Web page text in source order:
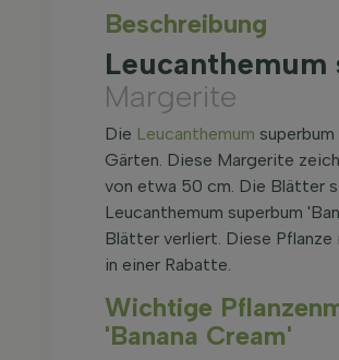
Beschreibung
Leucanthemum
Margerite
Die Leucanthemum
Gärten. Diese Margerite
von etwa 50 cm. Die Blätter
Leucanthemum superbum
Blätter verliert. Diese
in einer Rabatte.
Wichtige
'Banana Cream'